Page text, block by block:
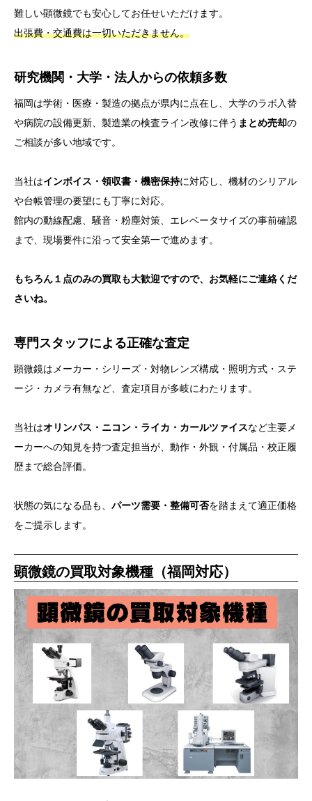
難しい顕微鏡でも安心してお任せいただけます。
出張費・交通費は一切いただきません。
研究機関・大学・法人からの依頼多数
福岡は学術・医療・製造の拠点が県内に点在し、大学のラボ入替
や病院の設備更新、製造業の検査ライン改修に伴う まとめ売却の
ご相談が多い地域です。
当社はインボイス・領収書・機密保持に対応し、機材のシリアル
や台帳管理の要望にも丁寧に対応。
館内の動線配慮、騒音・粉塵対策、エレベータサイズの事前確認
まで、現場要件に沿って安全第一で進めます。
もちろん１点のみの買取も大歓迎ですので、お気軽にご連絡くだ
さいね。
専門スタッフによる正確な査定
顕微鏡はメーカー・シリーズ・対物レンズ構成・照明方式・ステ
ージ・カメラ有無など、査定項目が多岐にわたります。
当社はオリンパス・ニコン・ライカ・カールツァイスなど主要メ
ーカーへの知見を持つ査定担当が、動作・外観・付属品・校正履
歴まで総合評価。
状態の気になる品も、 パーツ需要・整備可否を踏まえて適正価格
をご提示します。
顕微鏡の買取対象機種（福岡対応）